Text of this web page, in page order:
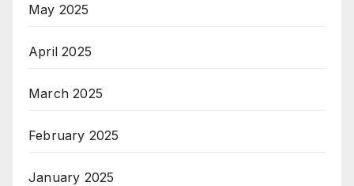
May 2025
April 2025
March 2025
February 2025
January 2025